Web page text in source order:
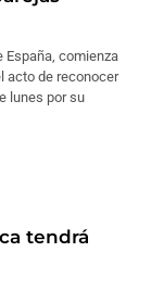
España, comienza
acto de reconocer
lunes por su
tendrá